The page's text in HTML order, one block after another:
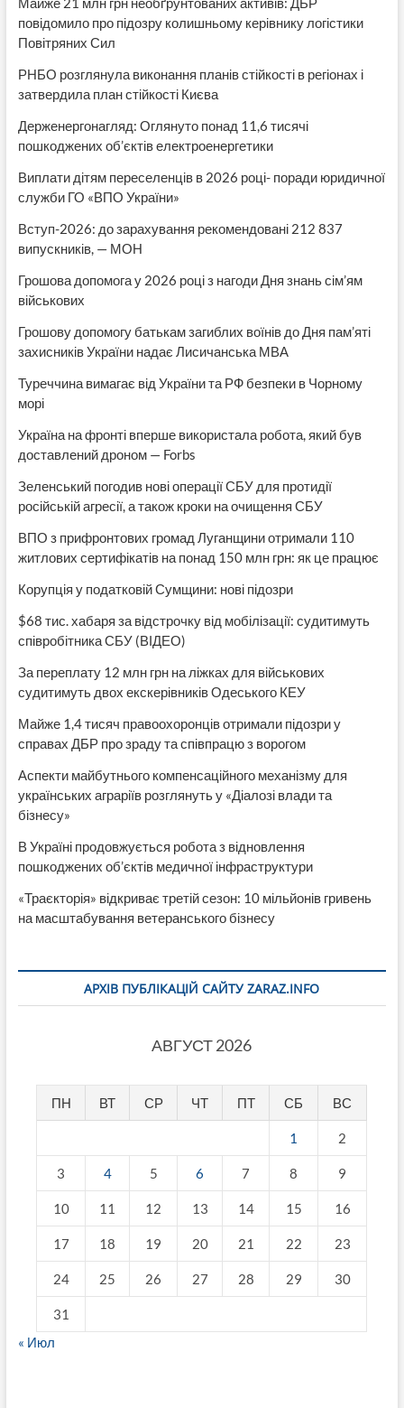
повідомило про підозру колишньому керівнику логістики
Повітряних Сил
РНБО розглянула виконання планів стійкості в регіонах і
затвердила план стійкості Києва
Держенергонагляд: Оглянуто понад 11,6 тисячі
пошкоджених об’єктів електроенергетики
Виплати дітям переселенців в 2026 році- поради юридичної
служби ГО «ВПО України»
Вступ-2026: до зарахування рекомендовані 212 837
випускників, — МОН
Грошова допомога у 2026 році з нагоди Дня знань сім’ям
військових
Грошову допомогу батькам загиблих воїнів до Дня пам’яті
захисників України надає Лисичанська МВА
Туреччина вимагає від України та РФ безпеки в Чорному
морі
Україна на фронті вперше використала робота, який був
доставлений дроном — Forbs
Зеленський погодив нові операції СБУ для протидії
російській агресії, а також кроки на очищення СБУ
ВПО з прифронтових громад Луганщини отримали 110
житлових сертифікатів на понад 150 млн грн: як це працює
Корупція у податковій Сумщини: нові підозри
$68 тис. хабаря за відстрочку від мобілізації: судитимуть
співробітника СБУ (ВІДЕО)
За переплату 12 млн грн на ліжках для військових
судитимуть двох екскерівників Одеського КЕУ
Майже 1,4 тисяч правоохоронців отримали підозри у
справах ДБР про зраду та співпрацю з ворогом
Аспекти майбутнього компенсаційного механізму для
українських аграріїв розглянуть у «Діалозі влади та
бізнесу»
В Україні продовжується робота з відновлення
пошкоджених об’єктів медичної інфраструктури
«Траєкторія» відкриває третій сезон: 10 мільйонів гривень
на масштабування ветеранського бізнесу
АРХІВ ПУБЛІКАЦІЙ САЙТУ ZARAZ.INFO
АВГУСТ 2026
ПН ВТ СР ЧТ ПТ СБ ВС
1 2
3 4 5 6 7 8 9
10 11 12 13 14 15 16
17 18 19 20 21 22 23
24 25 26 27 28 29 30
31
« Июл